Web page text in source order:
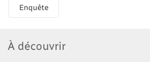
Enquête
À découvrir